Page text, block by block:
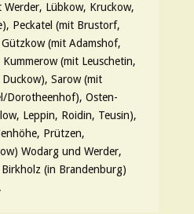
Werder, Lübkow, Kruckow,
Peckatel (mit Brustorf,
(mit Adamshof,
(mit Leuschetin,
Sarow (mit
Dorotheenhof), Osten-
Leppin, Roidin, Teusin),
Prützen,
Wodarg und Werder,
(in Brandenburg)